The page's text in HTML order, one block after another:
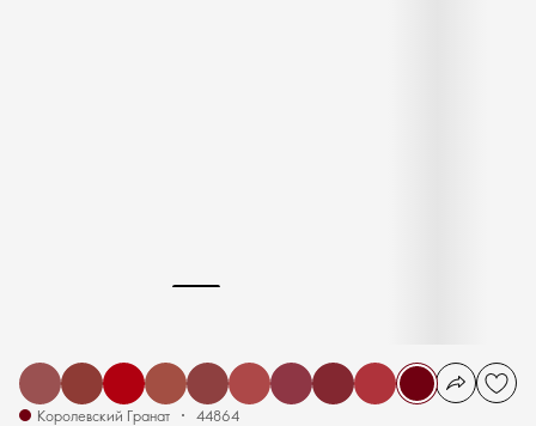
Королевский Гранат 44864